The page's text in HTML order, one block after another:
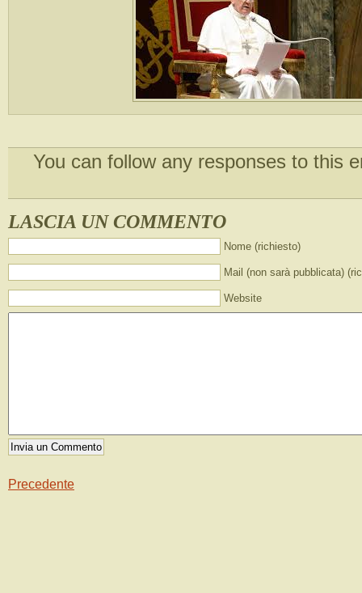
You can follow any responses to this
LASCIA UN COMMENTO
Nome (richiesto)
Mail (non sarà pubblicata)
Website
Precedente